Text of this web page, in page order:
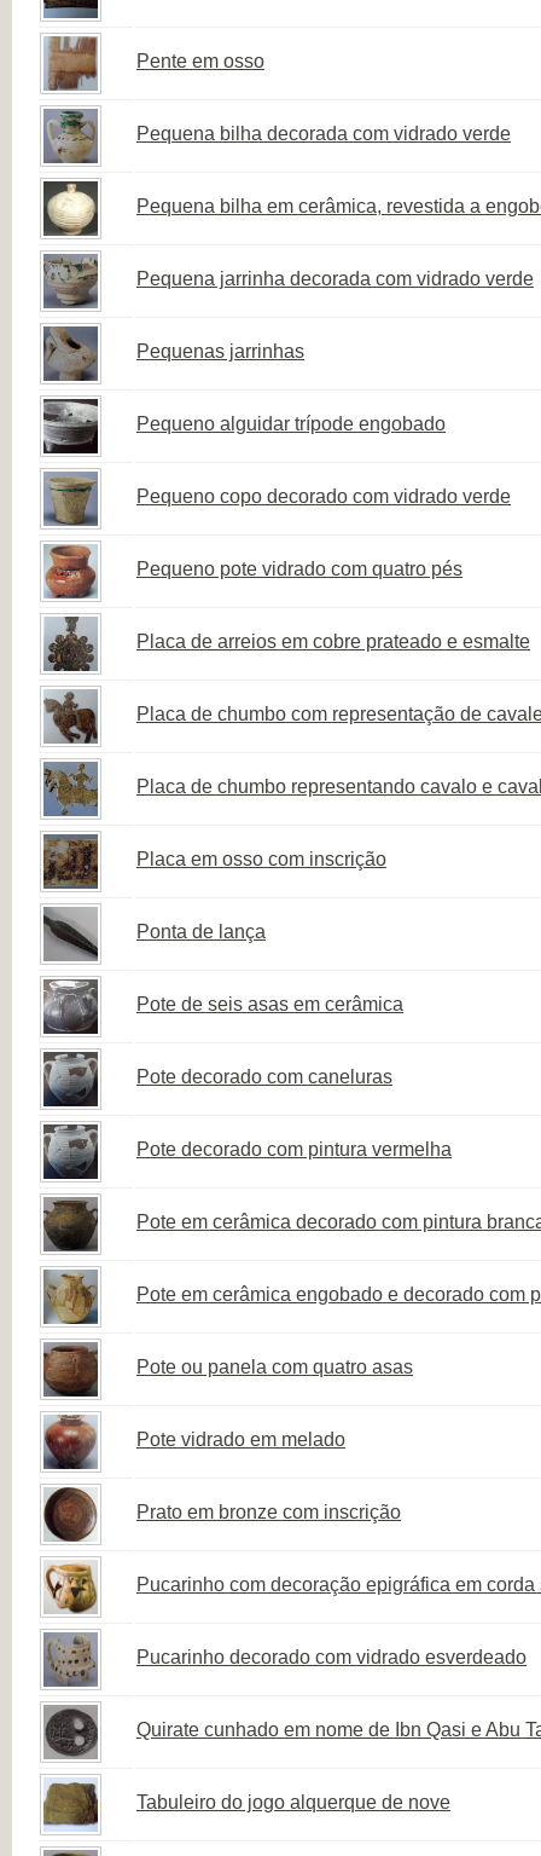
Pente em osso
Pequena bilha decorada com vidrado verde
Pequena bilha em cerâmica, revestida a
Pequena jarrinha decorada com vidrado verde
Pequenas jarrinhas
Pequeno alguidar trípode engobado
Pequeno copo decorado com vidrado verde
Pequeno pote vidrado com quatro pés
Placa de arreios em cobre prateado e esmalte
Placa de chumbo com representação de
Placa de chumbo representando cavalo e
Placa em osso com inscrição
Ponta de lança
Pote de seis asas em cerâmica
Pote decorado com caneluras
Pote decorado com pintura vermelha
Pote em cerâmica decorado com pintura
Pote em cerâmica engobado e decorado com
Pote ou panela com quatro asas
Pote vidrado em melado
Prato em bronze com inscrição
Pucarinho com decoração epigráfica em
Pucarinho decorado com vidrado esverdeado
Quirate cunhado em nome de Ibn Qasi e Abu
Tabuleiro do jogo alquerque de nove